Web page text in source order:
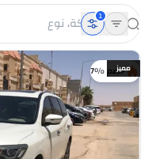
1
خصم %7مميز